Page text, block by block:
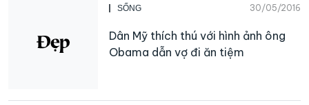
SỐNG 30/05/2016
Dân Mỹ thích thú với hình ảnh ông
Obama dẫn vợ đi ăn tiệm